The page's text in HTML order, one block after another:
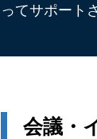
ってサポート
会議・